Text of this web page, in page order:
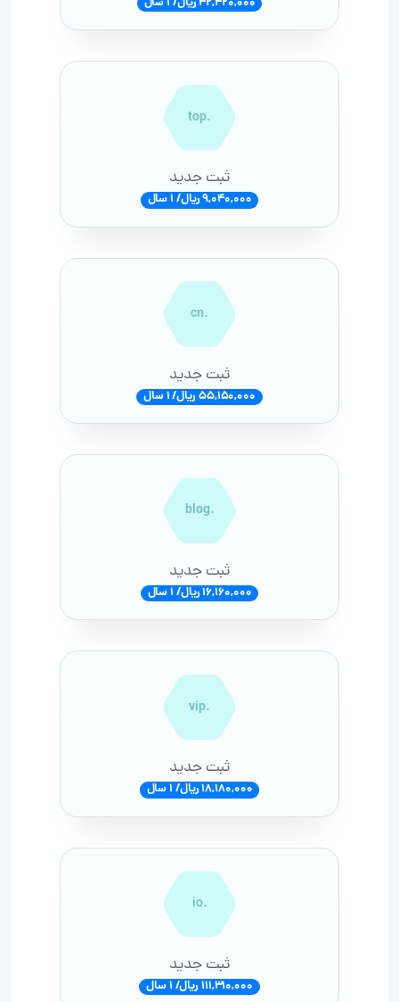
.top
ثبت جدید
9,040,000 ریال/ 1 سال
.cn
ثبت جدید
55,150,000 ریال/ 1 سال
.blog
ثبت جدید
16,160,000 ریال/ 1 سال
.vip
ثبت جدید
18,180,000 ریال/ 1 سال
.io
ثبت جدید
111,310,000 ریال/ 1 سال